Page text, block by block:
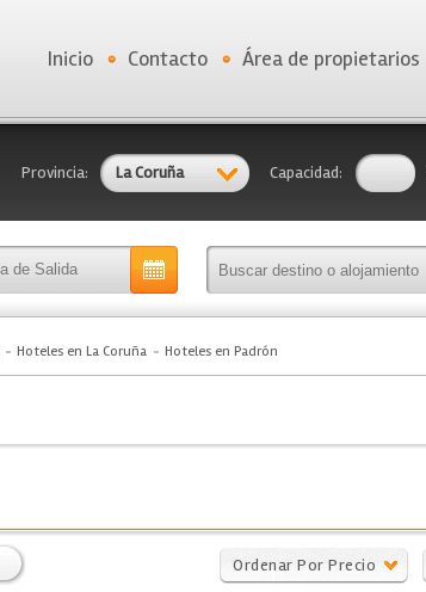
Inicio Contacto Área de propietarios
Provincia: La Coruña Capacidad:
Hoteles en La Coruña Hoteles en Padrón
Ordenar Por Precio